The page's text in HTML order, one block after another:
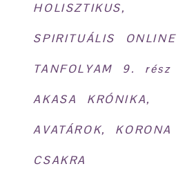
HOLISZTIKUS,
SPIRITUÁLIS ONLINE
TANFOLYAM 9. rész
AKASA KRÓNIKA,
AVATÁROK, KORONA
CSAKRA